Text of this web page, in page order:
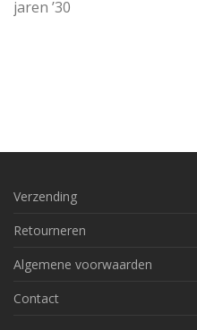
jaren ’30
Verzending
Retourneren
Algemene voorwaarden
Contact